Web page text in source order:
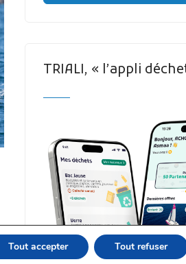
TRIALI, « l’appli
Tout accepter Tout refuser